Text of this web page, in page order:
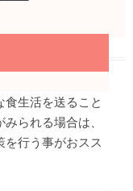
生活を送ること
られる場合は、
行う事がおスス